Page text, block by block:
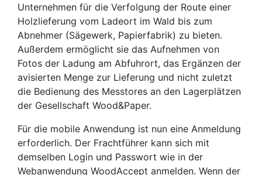
Unternehmen für die Verfolgung der Route einer
Holzlieferung vom Ladeort im Wald bis zum
Abnehmer (Sägewerk, Papierfabrik) zu bieten.
Außerdem ermöglicht sie das Aufnehmen von
Fotos der Ladung am Abfuhrort, das Ergänzen der
avisierten Menge zur Lieferung und nicht zuletzt
die Bedienung des Messtores an den Lagerplätzen
der Gesellschaft Wood&Paper.
Für die mobile Anwendung ist nun eine Anmeldung
erforderlich. Der Frachtführer kann sich mit
demselben Login und Passwort wie in der
Webanwendung WoodAccept anmelden. Wenn der